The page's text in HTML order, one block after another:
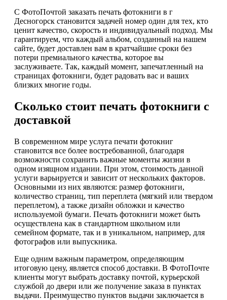
С ФотоПочтой заказать печать фотокниги в г
Десногорск становится задачей номер один для тех, кто
ценит качество, скорость и индивидуальный подход. Мы
гарантируем, что каждый альбом, созданный на нашем
сайте, будет доставлен вам в кратчайшие сроки без
потери премиального качества, которое вы
заслуживаете. Так, каждый момент, запечатленный на
страницах фотокниги, будет радовать вас и ваших
близких многие годы.
Сколько стоит печать фотокниги с
доставкой
В современном мире услуга печати фотокниг
становится все более востребованной, благодаря
возможности сохранить важные моменты жизни в
одном изящном издании. При этом, стоимость данной
услуги варьируется и зависит от нескольких факторов.
Основными из них являются: размер фотокниги,
количество страниц, тип переплета (мягкий или твердом
переплетом), а также дизайн обложки и качество
используемой бумаги. Печать фотокниги может быть
осуществлена как в стандартном школьном или
семейном формате, так и в уникальном, например, для
фотографов или выпускника.
Еще одним важным параметром, определяющим
итоговую цену, является способ доставки. В ФотоПочте
клиенты могут выбрать доставку почтой, курьерской
службой до двери или же получение заказа в пунктах
выдачи. Преимущество пунктов выдачи заключается в